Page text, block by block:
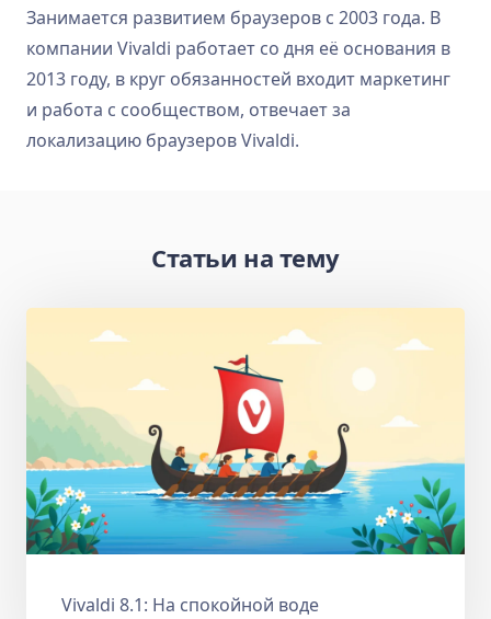
Занимается развитием браузеров с 2003 года. В
компании Vivaldi работает со дня её основания в
2013 году, в круг обязанностей входит маркетинг
и работа с сообществом, отвечает за
локализацию браузеров Vivaldi.
Статьи на тему
Vivaldi 8.1: На спокойной воде